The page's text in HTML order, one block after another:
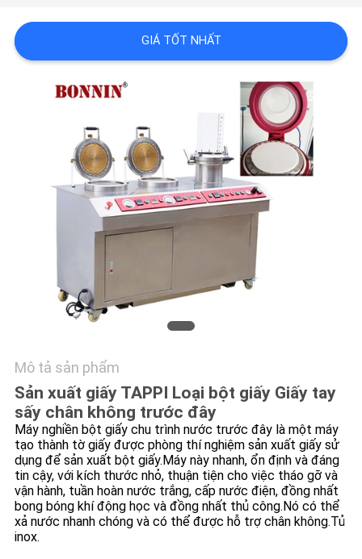
LIÊN
CHÚNG
TRANG
WEB
PRIVACY
POLICY
GIÁ TỐT NHẤT
Mô tả sản phẩm
Sản xuất giấy TAPPI Loại bột giấy Giấy tay
sấy chân không trước đây
Máy nghiền bột giấy chu trình nước trước đây là một máy
tạo thành tờ giấy được phòng thí nghiệm sản xuất giấy sử
dụng để sản xuất bột giấy.Máy này nhanh, ổn định và đáng
tin cậy, với kích thước nhỏ, thuận tiện cho việc tháo gỡ và
vận hành, tuần hoàn nước trắng, cấp nước điện, đồng nhất
bong bóng khí động học và đồng nhất thủ công.Nó có thể
xả nước nhanh chóng và có thể được hỗ trợ chân không.Tủ
inox.